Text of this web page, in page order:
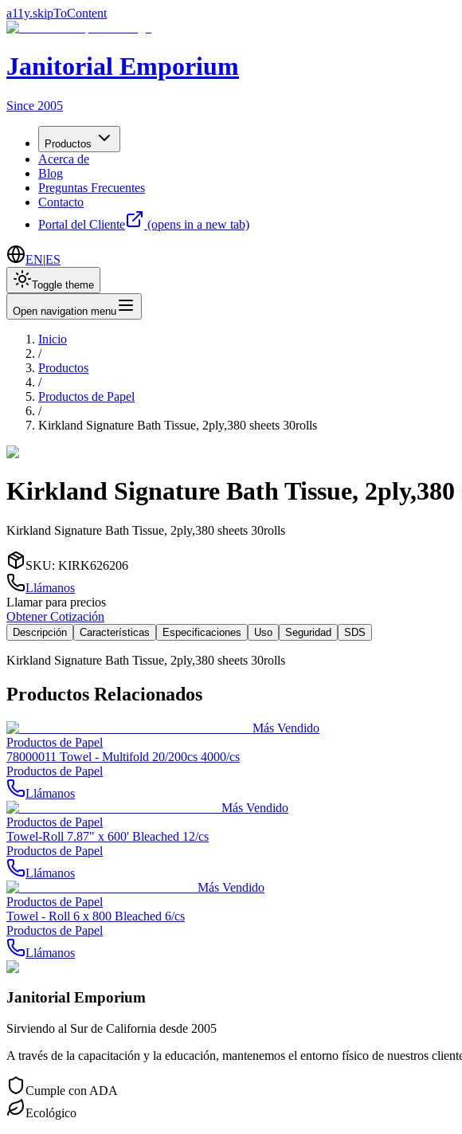
a11y.skipToContent
Janitorial Emporium
Since 2005
Productos
Acerca de
Blog
Preguntas Frecuentes
Contacto
Portal del Cliente
(opens in a new tab)
EN|ES
Toggle theme
Open navigation menu
Inicio
/
Productos
/
Productos de Papel
/
Kirkland Signature Bath Tissue, 2ply,380 sheets 30rolls
Kirkland Signature Bath Tissue, 2ply,380
Kirkland Signature Bath Tissue, 2ply,380 sheets 30rolls
SKU: KIRK626206
Llámanos
Llamar para precios
Obtener Cotización
Descripción Características Especificaciones Uso Seguridad SDS
Kirkland Signature Bath Tissue, 2ply,380 sheets 30rolls
Productos Relacionados
Más Vendido
Productos de Papel
78000011 Towel - Multifold 20/200cs 4000/cs
Productos de Papel
Llámanos
Más Vendido
Productos de Papel
Towel-Roll 7.87" x 600' Bleached 12/cs
Productos de Papel
Llámanos
Más Vendido
Productos de Papel
Towel - Roll 6 x 800 Bleached 6/cs
Productos de Papel
Llámanos
Janitorial Emporium
Sirviendo al Sur de California desde 2005
A través de la capacitación y la educación, mantenemos el entorno físico de nuestros
Cumple con ADA
Ecológico